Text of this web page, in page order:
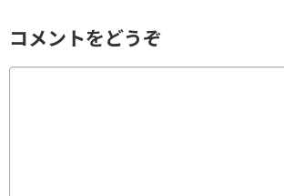
コメントをどうぞ